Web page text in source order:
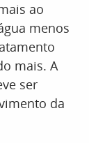
ao
menos
mais. A
ser
da